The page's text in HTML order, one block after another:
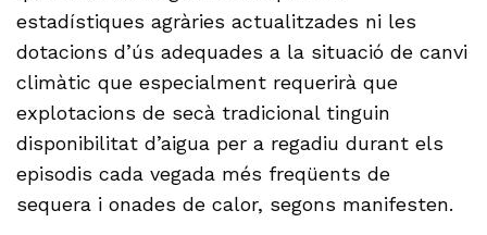
estadístiques agràries actualitzades ni les
dotacions d’ús adequades a la situació de canvi
climàtic que especialment requerirà que
explotacions de secà tradicional tinguin
disponibilitat d’aigua per a regadiu durant els
episodis cada vegada més freqüents de
sequera i onades de calor, segons manifesten.